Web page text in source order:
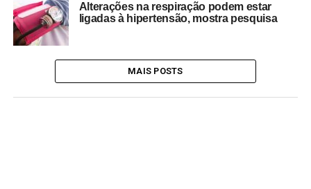
Alterações na respiração podem estar
ligadas à hipertensão, mostra pesquisa
MAIS POSTS